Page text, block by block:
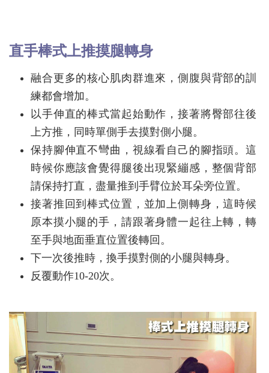
直手棒式上推摸腿轉身
融合更多的核心肌肉群進來，側腹與背部的訓
練都會增加。
以手伸直的棒式當起始動作，接著將臀部往後
上方推，同時單側手去摸對側小腿。
保持腳伸直不彎曲，視線看自己的腳指頭。這
時候你應該會覺得腿後出現緊繃感，整個背部
請保持打直，盡量推到手臂位於耳朵旁位置。
接著推回到棒式位置，並加上側轉身，這時候
原本摸小腿的手，請跟著身體一起往上轉，轉
至手與地面垂直位置後轉回。
下一次後推時，換手摸對側的小腿與轉身。
反覆動作10-20次。